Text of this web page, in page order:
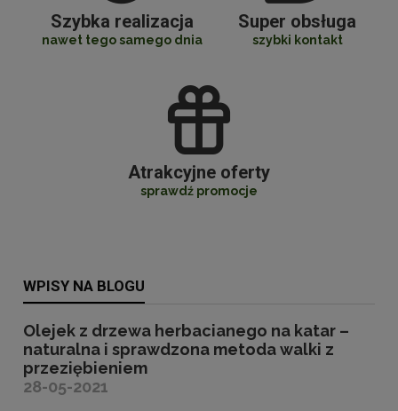
Szybka realizacja
nawet tego samego dnia
Super obsługa
szybki kontakt
Atrakcyjne oferty
sprawdź promocje
WPISY NA BLOGU
Olejek z drzewa herbacianego na katar –
naturalna i sprawdzona metoda walki z
przeziębieniem
28-05-2021